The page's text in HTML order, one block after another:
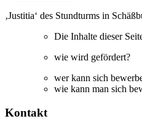
‚Justitia‘ des Stundturms in
Die Inhalte dieser
wie wird gefördert?
wer kann sich
wie kann man sich
Kontakt